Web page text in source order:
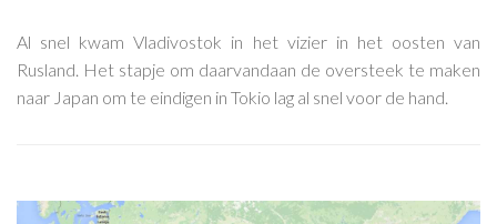
Al snel kwam Vladivostok in het vizier in het oosten van
Rusland. Het stapje om daarvandaan de oversteek te maken
naar Japan om te eindigen in Tokio lag al snel voor de hand.